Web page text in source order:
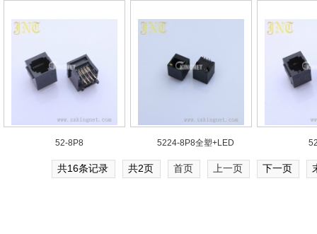
52-8P8 5224-8P8全塑+LED
共16条记录 共2页 首页 上一页 下一页